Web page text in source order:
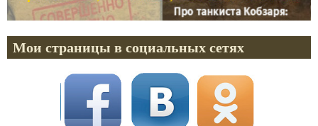
Мои страницы в социальных сетях